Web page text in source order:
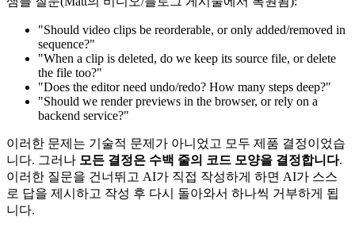
"Should video clips be reorderable, or only added/removed in
sequence?"
"When a clip is deleted, do we keep its source file, or delete
the file too?"
"Does the editor need undo/redo? How many steps deep?"
"Should we render previews in the browser, or rely on a
backend service?"
이러한 문제는 기술적 문제가 아니었고 모두 제품 결정이었습
니다. 그러나 모든 결정은 수백 줄의 코드 모양을 결정합니다.
이러한 질문을 건너뛰고 AI가 직접 작성하게 하면 AI가 스스
로 답을 제시하고 작성 후 다시 돌아와서 하나씩 거부하게 됩
니다.